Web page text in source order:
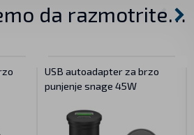
da razmotrite…
USB autoadapter za brzo
punjenje snage 45W